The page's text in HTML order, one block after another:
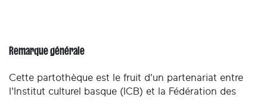
Remarque générale
Cette partothèque est le fruit d'un partenariat entre
l'Institut culturel basque (ICB) et la Fédération des